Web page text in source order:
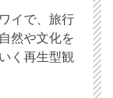
イで、旅行
然や文化を
く再生型観